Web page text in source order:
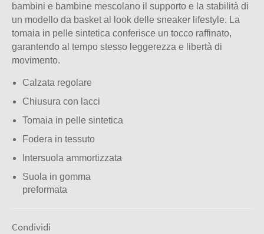
bambini e bambine mescolano il supporto e la stabilità di
un modello da basket al look delle sneaker lifestyle. La
tomaia in pelle sintetica conferisce un tocco raffinato,
garantendo al tempo stesso leggerezza e libertà di
movimento.
Calzata regolare
Chiusura con lacci
Tomaia in pelle sintetica
Fodera in tessuto
Intersuola ammortizzata
Suola in gomma
preformata
Condividi